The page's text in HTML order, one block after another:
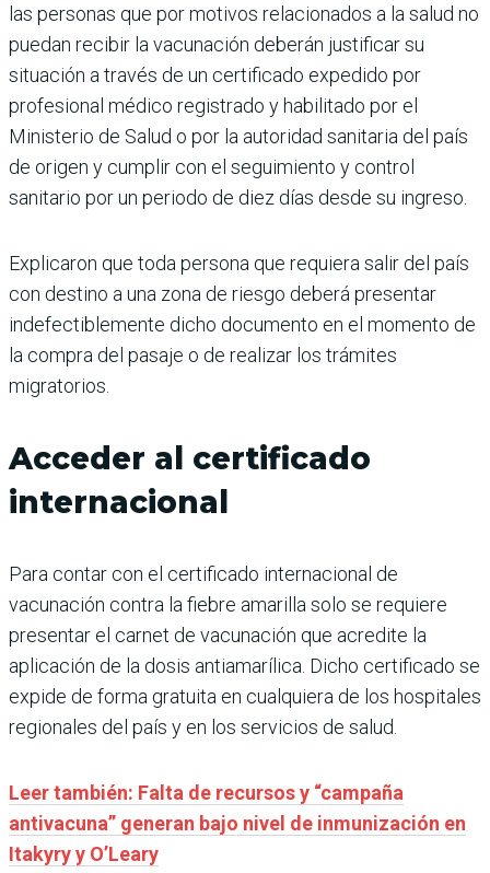
las personas que por motivos relacionados a la salud no
puedan recibir la vacunación deberán justificar su
situación a través de un certificado expedido por
profesional médico registrado y habilitado por el
Ministerio de Salud o por la autoridad sanitaria del país
de origen y cumplir con el seguimiento y control
sanitario por un periodo de diez días desde su ingreso.
Explicaron que toda persona que requiera salir del país
con destino a una zona de riesgo deberá presentar
indefectiblemente dicho documento en el momento de
la compra del pasaje o de realizar los trámites
migratorios.
Acceder al certificado
internacional
Para contar con el certificado internacional de
vacunación contra la fiebre amarilla solo se requiere
presentar el carnet de vacunación que acredite la
aplicación de la dosis antiamarílica. Dicho certificado se
expide de forma gratuita en cualquiera de los hospitales
regionales del país y en los servicios de salud.
Leer también: Falta de recursos y “campaña
antivacuna” generan bajo nivel de inmunización en
Itakyry y O’Leary